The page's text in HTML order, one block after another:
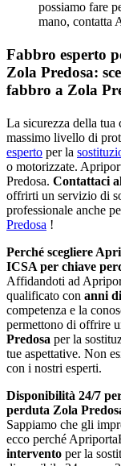
possiamo fare
mano, contatta
Fabbro esperto
Zola Predosa:
fabbro a Zola
La sicurezza della tua
massimo livello di
esperto per la
o motorizzate.
Predosa. Contattaci
offrirti un servizio di
professionale anche
Predosa !
Perché scegliere
ICSA per chiave
Affidandoti ad
qualificato con anni
competenza e la
permettono di offrire
Predosa per la
tue aspettative. Non
con i nostri esperti.
Disponibilità 24/7
perduta Zola
Sappiamo che gli
ecco perché
intervento per la